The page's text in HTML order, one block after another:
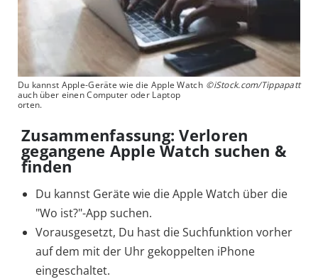
Du kannst Apple-Geräte wie die Apple Watch
auch über einen Computer oder Laptop
orten.
©iStock.com/Tippapatt
Zusammenfassung: Verloren
gegangene Apple Watch suchen &
finden
Du kannst Geräte wie die Apple Watch über die
"Wo ist?"-App suchen.
Vorausgesetzt, Du hast die Suchfunktion vorher
auf dem mit der Uhr gekoppelten iPhone
eingeschaltet.